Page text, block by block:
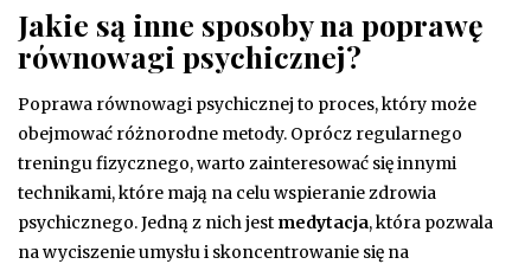
Jakie są inne sposoby na poprawę
równowagi psychicznej?
Poprawa równowagi psychicznej to proces, który może
obejmować różnorodne metody. Oprócz regularnego
treningu fizycznego, warto zainteresować się innymi
technikami, które mają na celu wspieranie zdrowia
psychicznego. Jedną z nich jest medytacja, która pozwala
na wyciszenie umysłu i skoncentrowanie się na